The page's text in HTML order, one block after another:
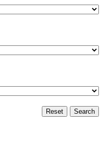
Search
Reset